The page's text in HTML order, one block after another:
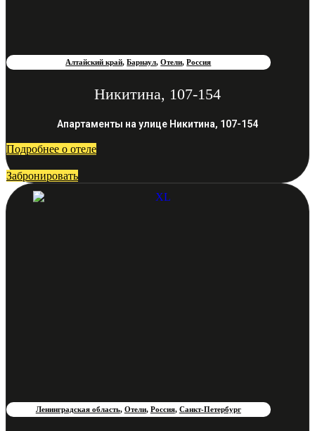
Алтайский край,Барнаул,Отели,Россия
Никитина, 107-154
Апартаменты на улице Никитина, 107-154
Подробнее о отеле
Забронировать
Ленинградская область, Отели, Россия, Санкт-Петербург